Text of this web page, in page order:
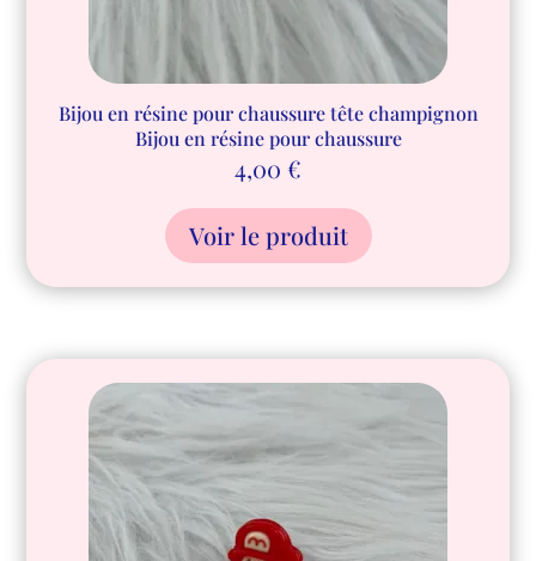
Bijou en résine pour chaussure tête champignon
Bijou en résine pour chaussure
4,00 €
Voir le produit